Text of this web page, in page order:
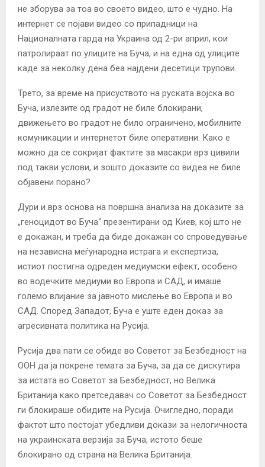
не зборува за тоа во своето видео, што е чудно. На
интернет се појави видео со припадници на
Националната гарда на Украина од 2-ри април, кои
патролираат по улиците на Буча, и на една од улиците
каде за неколку дена беа најдени десетици трупови.
Трето, за време на присуството на руската војска во
Буча, излезите од градот не биле блокирани,
движењето во градот не било ограничено, мобилните
комуникации и интернетот биле оперативни. Како е
можно да се сокријат фактите за масакри врз цивили
под такви услови, и зошто доказите со видеа не биле
објавени порано?
Дури и врз основа на површна анализа на доказите за
„геноцидот во Буча“ презентирани од Киев, кој што не
е докажан, и треба да биде докажан со спроведување
на независна меѓународна истрага и експертиза,
истиот постигна одреден медиумски ефект, особено
во водечките медиуми во Европа и САД, и имаше
големо влијание за јавното мислење во Европа и во
САД. Според Западот, Буча е уште еден доказ за
агресивната политика на Русија.
Русија два пати се обиде во Советот за Безбедност на
ООН да ја покрене темата за Буча, за да се дискутира
за истата во Советот за Безбедност, но Велика
Британија како претседавач со Советот за Безбедност
ги блокираше обидите на Русија. Очигледно, поради
фактот што постојат убедливи докази за нелогичноста
на украинската верзија за Буча, истото беше
блокирано од страна на Велика Британија.